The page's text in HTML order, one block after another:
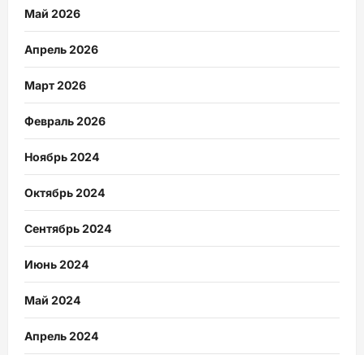
Май 2026
Апрель 2026
Март 2026
Февраль 2026
Ноябрь 2024
Октябрь 2024
Сентябрь 2024
Июнь 2024
Май 2024
Апрель 2024